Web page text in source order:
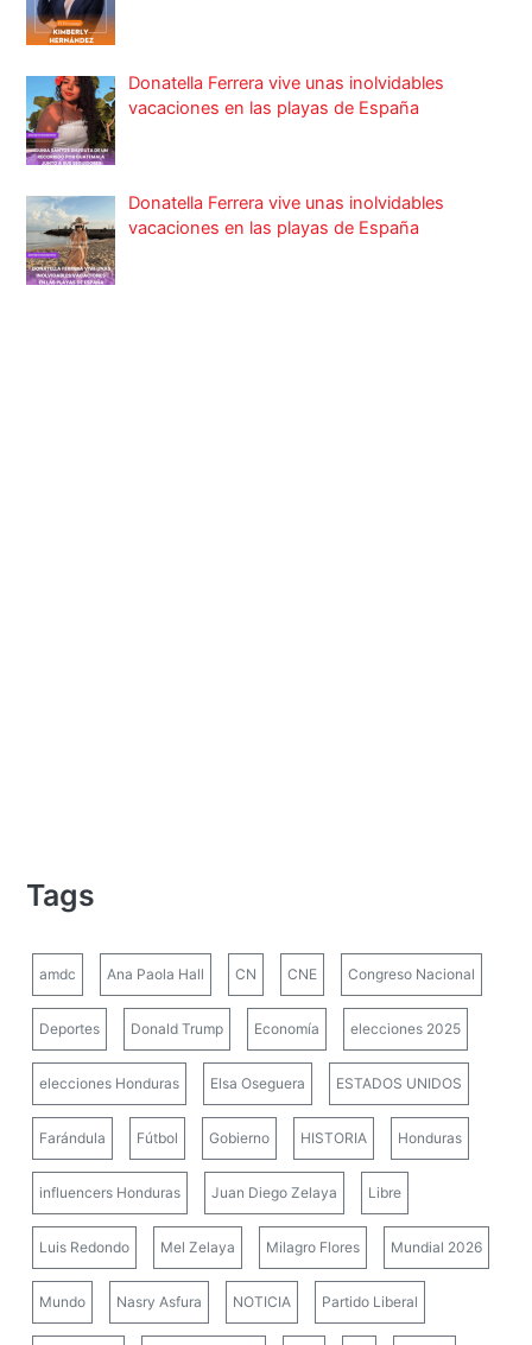
Donatella Ferrera vive unas inolvidables
vacaciones en las playas de España
Donatella Ferrera vive unas inolvidables
vacaciones en las playas de España
Tags
amdc Ana Paola Hall CN CNE Congreso Nacional
Deportes Donald Trump Economía elecciones 2025
elecciones Honduras Elsa Oseguera ESTADOS UNIDOS
Farándula Fútbol Gobierno HISTORIA Honduras
influencers Honduras Juan Diego Zelaya Libre
Luis Redondo Mel Zelaya Milagro Flores Mundial 2026
Mundo Nasry Asfura NOTICIA Partido Liberal